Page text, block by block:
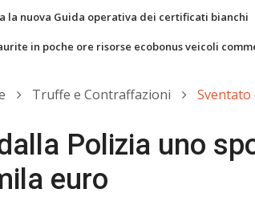
la nuova Guida operativa dei certificati bianchi
in poche ore risorse ecobonus veicoli
Truffe e Contraffazioni Sventato
Polizia uno
euro